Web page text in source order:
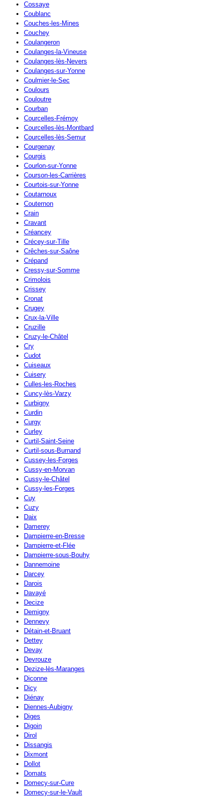
Cossaye
Coublanc
Couches-les-Mines
Couchey
Coulangeron
Coulanges-la-Vineuse
Coulanges-lès-Nevers
Coulanges-sur-Yonne
Coulmier-le-Sec
Coulours
Couloutre
Courban
Courcelles-Frémoy
Courcelles-lès-Montbard
Courcelles-lès-Semur
Courgenay
Courgis
Courlon-sur-Yonne
Courson-les-Carrières
Courtois-sur-Yonne
Coutarnoux
Couternon
Crain
Cravant
Créancey
Crécey-sur-Tille
Crêches-sur-Saône
Crépand
Cressy-sur-Somme
Crimolois
Crissey
Cronat
Crugey
Crux-la-Ville
Cruzille
Cruzy-le-Châtel
Cry
Cudot
Cuiseaux
Cuisery
Culles-les-Roches
Cuncy-lès-Varzy
Curbigny
Curdin
Curgy
Curley
Curtil-Saint-Seine
Curtil-sous-Burnand
Cussey-les-Forges
Cussy-en-Morvan
Cussy-le-Châtel
Cussy-les-Forges
Cuy
Cuzy
Daix
Damerey
Dampierre-en-Bresse
Dampierre-et-Flée
Dampierre-sous-Bouhy
Dannemoine
Darcey
Darois
Davayé
Decize
Demigny
Dennevy
Détain-et-Bruant
Dettey
Devay
Devrouze
Dezize-lès-Maranges
Diconne
Dicy
Diénay
Diennes-Aubigny
Diges
Digoin
Dirol
Dissangis
Dixmont
Dollot
Domats
Domecy-sur-Cure
Domecy-sur-le-Vault